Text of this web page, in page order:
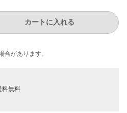
カートに入れる
が​あります。
料無料